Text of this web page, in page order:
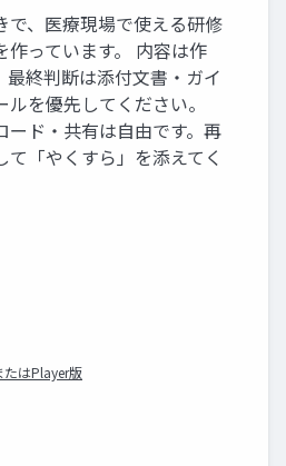
で、医療現場で使える研修
作っています。 内容は作
最終判断は添付文書・ガイ
を優先してください。
ード・共有は自由です。再
て「やくすら」を添えてく
たはPlayer版